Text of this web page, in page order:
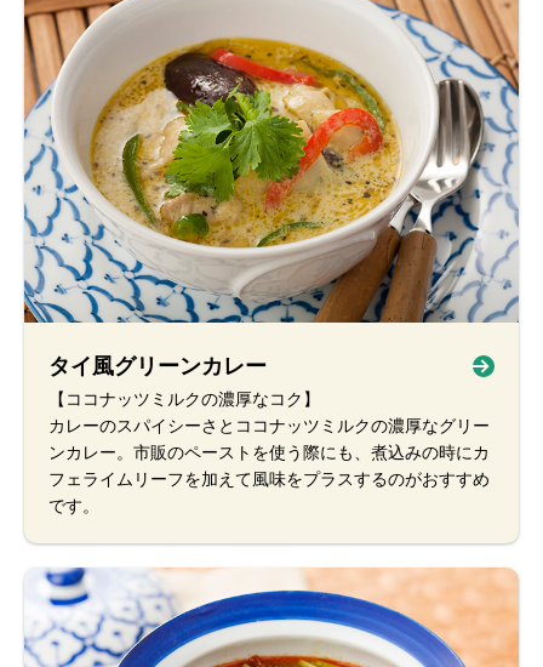
タイ風グリーンカレー
【ココナッツミルクの濃厚なコク】
カレーのスパイシーさとココナッツミルクの濃厚なグリー
ンカレー。市販のペーストを使う際にも、煮込みの時にカ
フェライムリーフを加えて風味をプラスするのがおすすめ
です。